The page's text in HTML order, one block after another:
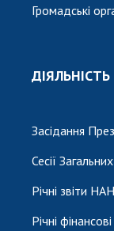
Громадські
ДІЯЛЬНІСТЬ
Засідання
Сесії
Річні звіти
Річні